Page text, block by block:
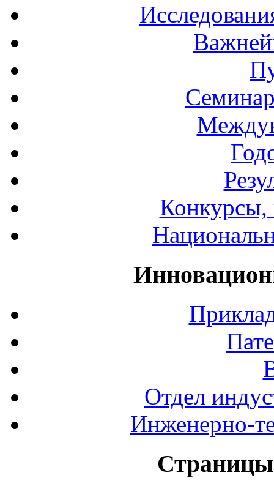
Конкурсы,
Отдел
Инженерно-
Страницы